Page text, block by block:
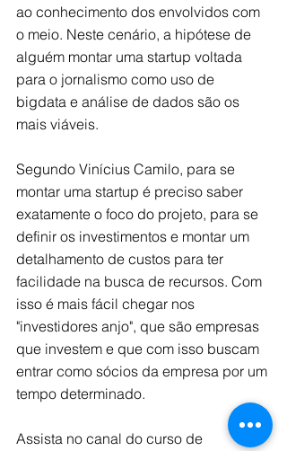
ao conhecimento dos envolvidos com
o meio. Neste cenário, a hipótese de
alguém montar uma startup voltada
para o jornalismo como uso de
bigdata e análise de dados são os
mais viáveis.
Segundo Vinícius Camilo, para se
montar uma startup é preciso saber
exatamente o foco do projeto, para se
definir os investimentos e montar um
detalhamento de custos para ter
facilidade na busca de recursos. Com
isso é mais fácil chegar nos
"investidores anjo", que são empresas
que investem e que com isso buscam
entrar como sócios da empresa por um
tempo determinado.
Assista no canal do curso de